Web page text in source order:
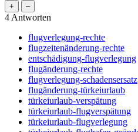
4 Antworten
flugverlegung-rechte
flugzeitenänderung-rechte
entschädigung-flugverlegung
flugänderung-rechte
flugverlegung-schadensersatz
flugänderung-türkeiurlaub
türkeiurlaub-verspätung
türkeiurlaub-flugverspätung
türkeiurlaub-flugverlegung